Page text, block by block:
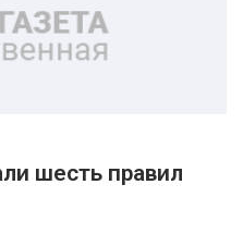
шесть правил